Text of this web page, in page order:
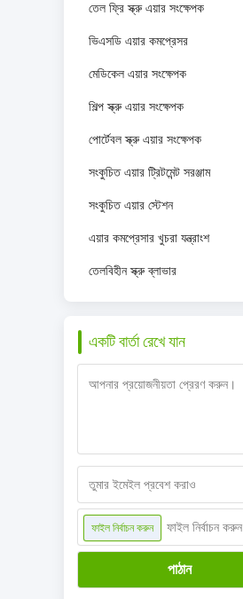
তেল ফ্রি স্ক্রু এয়ার সংক্ষেপক
ভিএসডি এয়ার কমপ্রেসর
মেডিকেল এয়ার সংক্ষেপক
শিল্প স্ক্রু এয়ার সংক্ষেপক
পোর্টেবল স্ক্রু এয়ার সংক্ষেপক
সংকুচিত এয়ার ট্রিটমেন্ট সরঞ্জাম
সংকুচিত এয়ার স্টেশন
এয়ার কমপ্রেসার খুচরা যন্ত্রাংশ
তেলবিহীন স্ক্রু ব্লাভার
একটি বার্তা রেখে যান
ফাইল নির্বাচন করুন ফাইল নির্বাচন করুন
পাঠান